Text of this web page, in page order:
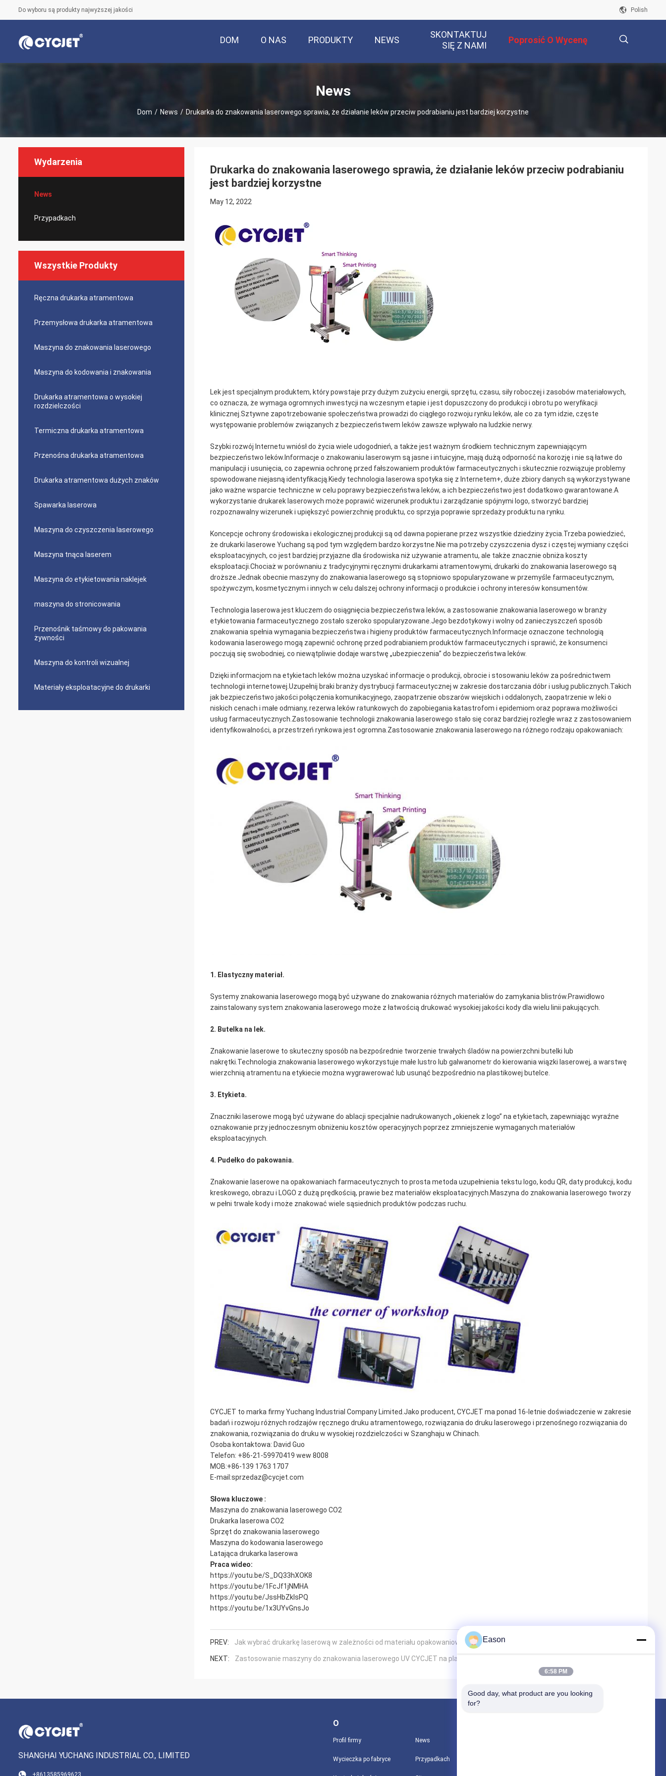
Do wyboru są produkty najwyższej jakości Polish
DOM O NAS PRODUKTY NEWS
SKONTAKTUJ
SIĘ Z NAMI
Poprosić O Wycenę
News
Dom / News / Drukarka do znakowania laserowego sprawia, że ​​działanie leków przeciw podrabianiu jest bardziej korzystne
Wydarzenia
News
Przypadkach
Wszystkie Produkty
Ręczna drukarka atramentowa
Przemysłowa drukarka atramentowa
Maszyna do znakowania laserowego
Maszyna do kodowania i znakowania
Drukarka atramentowa o wysokiej
rozdzielczości
Termiczna drukarka atramentowa
Przenośna drukarka atramentowa
Drukarka atramentowa dużych znaków
Spawarka laserowa
Maszyna do czyszczenia laserowego
Maszyna tnąca laserem
Maszyna do etykietowania naklejek
maszyna do stronicowania
Przenośnik taśmowy do pakowania
żywności
Maszyna do kontroli wizualnej
Materiały eksploatacyjne do drukarki
Drukarka do znakowania laserowego sprawia, że ​​działanie leków przeciw podrabianiu
jest bardziej korzystne
May 12, 2022
Lek jest specjalnym produktem, który powstaje przy dużym zużyciu energii, sprzętu, czasu, siły roboczej i zasobów materiałowych,
co oznacza, że ​​wymaga ogromnych inwestycji na wczesnym etapie i jest dopuszczony do produkcji i obrotu po weryfikacji
klinicznej.Sztywne zapotrzebowanie społeczeństwa prowadzi do ciągłego rozwoju rynku leków, ale co za tym idzie, częste
występowanie problemów związanych z bezpieczeństwem leków zawsze wpływało na ludzkie nerwy.
Szybki rozwój Internetu wniósł do życia wiele udogodnień, a także jest ważnym środkiem technicznym zapewniającym
bezpieczeństwo leków.Informacje o znakowaniu laserowym są jasne i intuicyjne, mają dużą odporność na korozję i nie są łatwe do
manipulacji i usunięcia, co zapewnia ochronę przed fałszowaniem produktów farmaceutycznych i skutecznie rozwiązuje problemy
spowodowane niejasną identyfikacją.Kiedy technologia laserowa spotyka się z Internetem+, duże zbiory danych są wykorzystywane
jako ważne wsparcie techniczne w celu poprawy bezpieczeństwa leków, a ich bezpieczeństwo jest dodatkowo gwarantowane.A
wykorzystanie drukarek laserowych może poprawić wizerunek produktu i zarządzanie spójnymi logo, stworzyć bardziej
rozpoznawalny wizerunek i upiększyć powierzchnię produktu, co sprzyja poprawie sprzedaży produktu na rynku.
Koncepcje ochrony środowiska i ekologicznej produkcji są od dawna popierane przez wszystkie dziedziny życia.Trzeba powiedzieć,
że drukarki laserowe Yuchang są pod tym względem bardzo korzystne.Nie ma potrzeby czyszczenia dysz i częstej wymiany części
eksploatacyjnych, co jest bardziej przyjazne dla środowiska niż używanie atramentu, ale także znacznie obniża koszty
eksploatacji.Chociaż w porównaniu z tradycyjnymi ręcznymi drukarkami atramentowymi, drukarki do znakowania laserowego są
droższe.Jednak obecnie maszyny do znakowania laserowego są stopniowo spopularyzowane w przemyśle farmaceutycznym,
spożywczym, kosmetycznym i innych w celu dalszej ochrony informacji o produkcie i ochrony interesów konsumentów.
Technologia laserowa jest kluczem do osiągnięcia bezpieczeństwa leków, a zastosowanie znakowania laserowego w branży
etykietowania farmaceutycznego zostało szeroko spopularyzowane.Jego bezdotykowy i wolny od zanieczyszczeń sposób
znakowania spełnia wymagania bezpieczeństwa i higieny produktów farmaceutycznych.Informacje oznaczone technologią
kodowania laserowego mogą zapewnić ochronę przed podrabianiem produktów farmaceutycznych i sprawić, że konsumenci
poczują się swobodniej, co niewątpliwie dodaje warstwę „ubezpieczenia” do bezpieczeństwa leków.
Dzięki informacjom na etykietach leków można uzyskać informacje o produkcji, obrocie i stosowaniu leków za pośrednictwem
technologii internetowej.Uzupełnij braki branży dystrybucji farmaceutycznej w zakresie dostarczania dóbr i usług publicznych.Takich
jak bezpieczeństwo jakości połączenia komunikacyjnego, zaopatrzenie obszarów wiejskich i oddalonych, zaopatrzenie w leki o
niskich cenach i małe odmiany, rezerwa leków ratunkowych do zapobiegania katastrofom i epidemiom oraz poprawa możliwości
usług farmaceutycznych.Zastosowanie technologii znakowania laserowego stało się coraz bardziej rozległe wraz z zastosowaniem
identyfikowalności, a przestrzeń rynkowa jest ogromna.Zastosowanie znakowania laserowego na różnego rodzaju opakowaniach:
1. Elastyczny materiał.
Systemy znakowania laserowego mogą być używane do znakowania różnych materiałów do zamykania blistrów.Prawidłowo
zainstalowany system znakowania laserowego może z łatwością drukować wysokiej jakości kody dla wielu linii pakujących.
2. Butelka na lek.
Znakowanie laserowe to skuteczny sposób na bezpośrednie tworzenie trwałych śladów na powierzchni butelki lub
nakrętki.Technologia znakowania laserowego wykorzystuje małe lustro lub galwanometr do kierowania wiązki laserowej, a warstwę
wierzchnią atramentu na etykiecie można wygrawerować lub usunąć bezpośrednio na plastikowej butelce.
3. Etykieta.
Znaczniki laserowe mogą być używane do ablacji specjalnie nadrukowanych „okienek z logo” na etykietach, zapewniając wyraźne
oznakowanie przy jednoczesnym obniżeniu kosztów operacyjnych poprzez zmniejszenie wymaganych materiałów
eksploatacyjnych.
4. Pudełko do pakowania.
Znakowanie laserowe na opakowaniach farmaceutycznych to prosta metoda uzupełnienia tekstu logo, kodu QR, daty produkcji, kodu
kreskowego, obrazu i LOGO z dużą prędkością, prawie bez materiałów eksploatacyjnych.Maszyna do znakowania laserowego tworzy
w pełni trwałe kody i może znakować wiele sąsiednich produktów podczas ruchu.
CYCJET to marka firmy Yuchang Industrial Company Limited.Jako producent, CYCJET ma ponad 16-letnie doświadczenie w zakresie
badań i rozwoju różnych rodzajów ręcznego druku atramentowego, rozwiązania do druku laserowego i przenośnego rozwiązania do
znakowania, rozwiązania do druku w wysokiej rozdzielczości w Szanghaju w Chinach.
Osoba kontaktowa: David Guo
Telefon: +86-21-59970419 wew 8008
MOB:+86-139 1763 1707
E-mail:sprzedaz@cycjet.com
Słowa kluczowe :
Maszyna do znakowania laserowego CO2
Drukarka laserowa CO2
Sprzęt do znakowania laserowego
Maszyna do kodowania laserowego
Latająca drukarka laserowa
Praca wideo:
https://youtu.be/S_DQ33hXOK8
https://youtu.be/1FcJf1jNMHA
https://youtu.be/JssHbZkIsPQ
https://youtu.be/1x3UYvGnsJo
PREV: Jak wybrać drukarkę laserową w zależności od materiału opakowaniowego?
NEXT: Zastosowanie maszyny do znakowania laserowego UV CYCJET na plastikowych workach do pakowania żywności PE
SHANGHAI YUCHANG INDUSTRIAL CO., LIMITED
+8613585969623
O
Profil firmy
Wycieczka po fabryce
News
Przypadkach
Eason
6:58 PM
Good day, what product are you looking
for?